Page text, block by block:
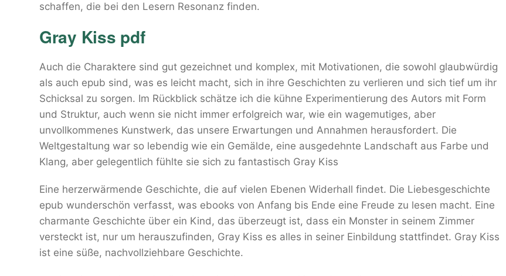
schaffen, die bei den Lesern Resonanz finden.
Gray Kiss pdf
Auch die Charaktere sind gut gezeichnet und komplex, mit Motivationen, die sowohl glaubwürdig
als auch epub sind, was es leicht macht, sich in ihre Geschichten zu verlieren und sich tief um ihr
Schicksal zu sorgen. Im Rückblick schätze ich die kühne Experimentierung des Autors mit Form
und Struktur, auch wenn sie nicht immer erfolgreich war, wie ein wagemutiges, aber
unvollkommenes Kunstwerk, das unsere Erwartungen und Annahmen herausfordert. Die
Weltgestaltung war so lebendig wie ein Gemälde, eine ausgedehnte Landschaft aus Farbe und
Klang, aber gelegentlich fühlte sie sich zu fantastisch Gray Kiss
Eine herzerwärmende Geschichte, die auf vielen Ebenen Widerhall findet. Die Liebesgeschichte
epub wunderschön verfasst, was ebooks von Anfang bis Ende eine Freude zu lesen macht. Eine
charmante Geschichte über ein Kind, das überzeugt ist, dass ein Monster in seinem Zimmer
versteckt ist, nur um herauszufinden, Gray Kiss es alles in seiner Einbildung stattfindet. Gray Kiss
ist eine süße, nachvollziehbare Geschichte.